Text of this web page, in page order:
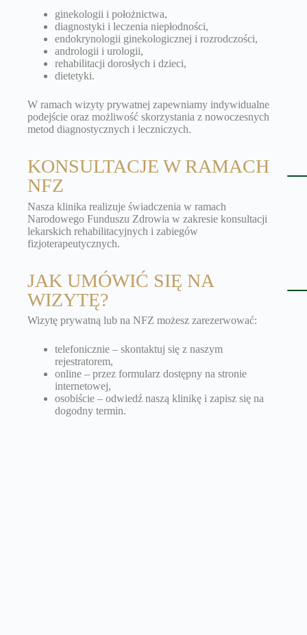
ginekologii i położnictwa,
diagnostyki i leczenia niepłodności,
endokrynologii ginekologicznej i rozrodczości,
andrologii i urologii,
rehabilitacji dorosłych i dzieci,
dietetyki.
W ramach wizyty prywatnej zapewniamy indywidualne
podejście oraz możliwość skorzystania z nowoczesnych
metod diagnostycznych i leczniczych.
KONSULTACJE W RAMACH
NFZ
Nasza klinika realizuje świadczenia w ramach
Narodowego Funduszu Zdrowia w zakresie konsultacji
lekarskich rehabilitacyjnych i zabiegów
fizjoterapeutycznych.
JAK UMÓWIĆ SIĘ NA
WIZYTĘ?
Wizytę prywatną lub na NFZ możesz zarezerwować:
telefonicznie – skontaktuj się z naszym
rejestratorem,
online – przez formularz dostępny na stronie
internetowej,
osobiście – odwiedź naszą klinikę i zapisz się na
dogodny termin.